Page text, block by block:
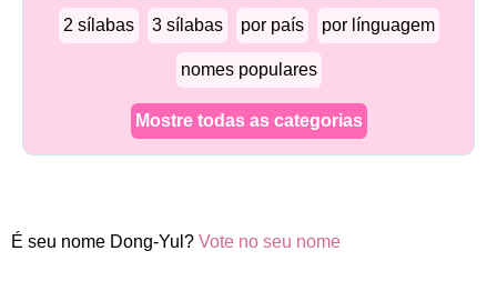
2 sílabas 3 sílabas por país por línguagem
nomes populares
Mostre todas as categorias
É seu nome Dong-Yul? Vote no seu nome